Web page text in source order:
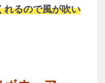
れるので風が吹い